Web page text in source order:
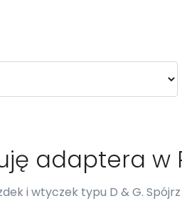
adaptera w
i wtyczek typu D & G.